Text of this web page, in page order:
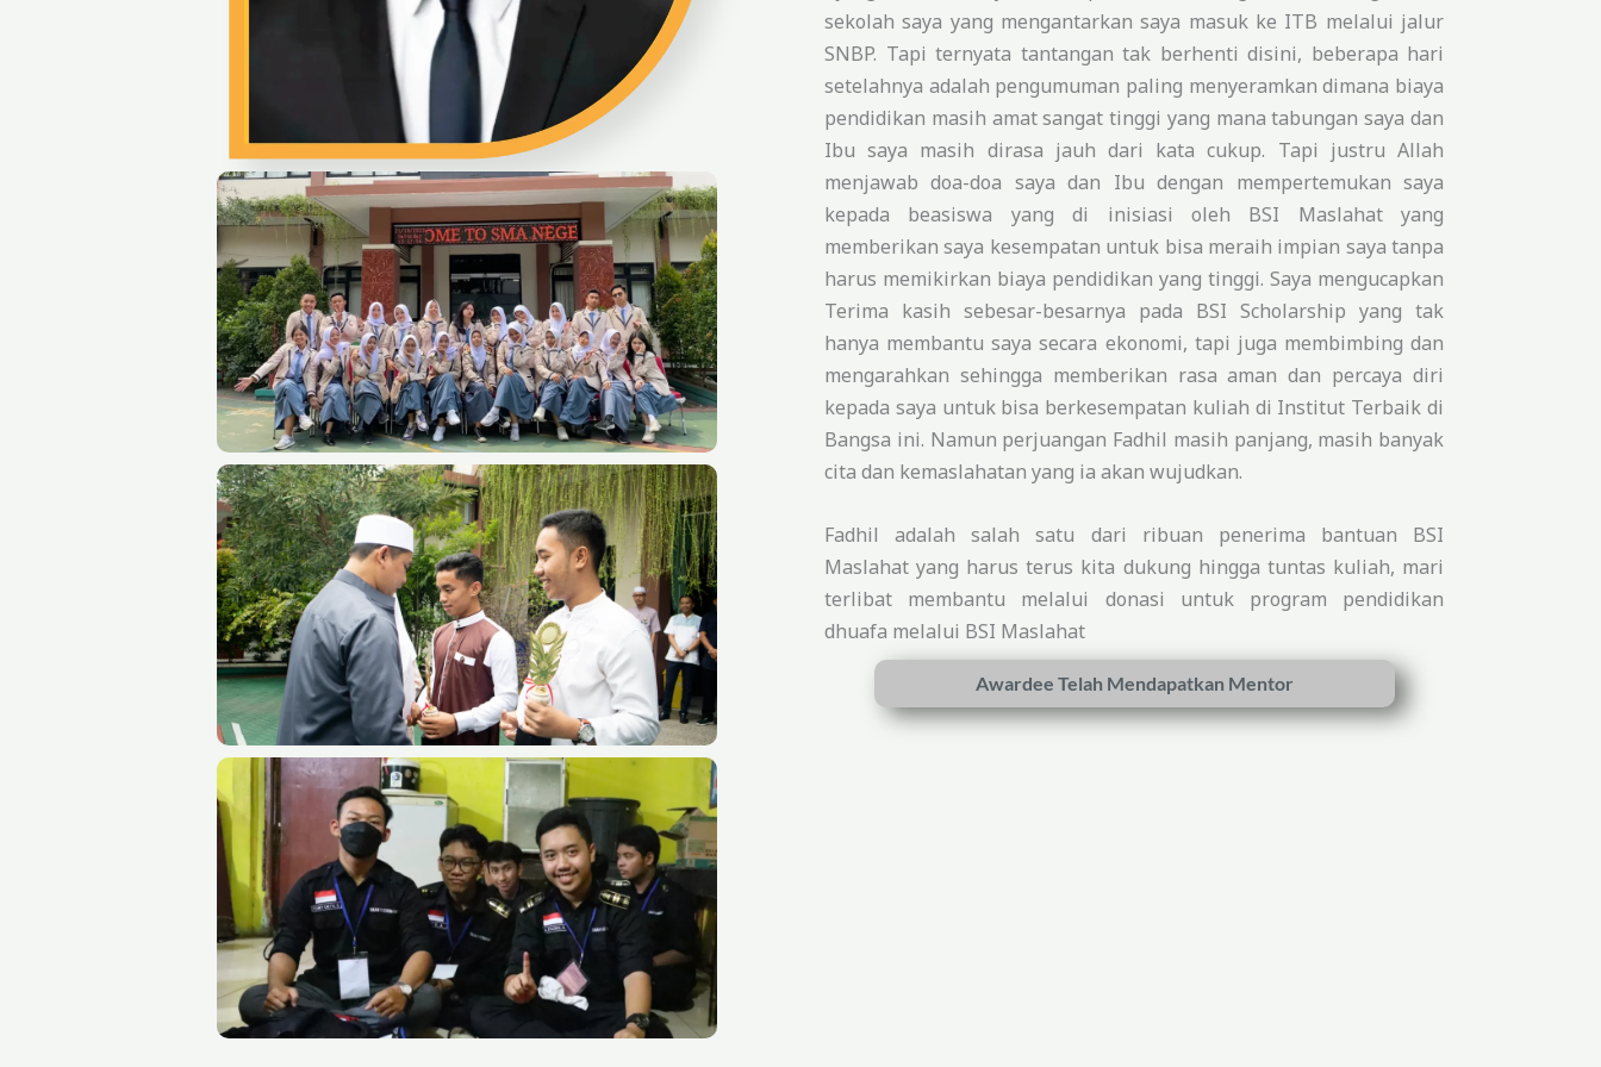
sekolah saya yang mengantarkan saya masuk ke ITB melalui jalur
SNBP. Tapi ternyata tantangan tak berhenti disini, beberapa hari
setelahnya adalah pengumuman paling menyeramkan dimana biaya
pendidikan masih amat sangat tinggi yang mana tabungan saya dan
Ibu saya masih dirasa jauh dari kata cukup. Tapi justru Allah
menjawab doa-doa saya dan Ibu dengan mempertemukan saya
kepada beasiswa yang di inisiasi oleh BSI Maslahat yang
memberikan saya kesempatan untuk bisa meraih impian saya tanpa
harus memikirkan biaya pendidikan yang tinggi. Saya mengucapkan
Terima kasih sebesar-besarnya pada BSI Scholarship yang tak
hanya membantu saya secara ekonomi, tapi juga membimbing dan
mengarahkan sehingga memberikan rasa aman dan percaya diri
kepada saya untuk bisa berkesempatan kuliah di Institut Terbaik di
Bangsa ini. Namun perjuangan Fadhil masih panjang, masih banyak
cita dan kemaslahatan yang ia akan wujudkan.
Fadhil adalah salah satu dari ribuan penerima bantuan BSI
Maslahat yang harus terus kita dukung hingga tuntas kuliah, mari
terlibat membantu melalui donasi untuk program pendidikan
dhuafa melalui BSI Maslahat
Awardee Telah Mendapatkan Mentor